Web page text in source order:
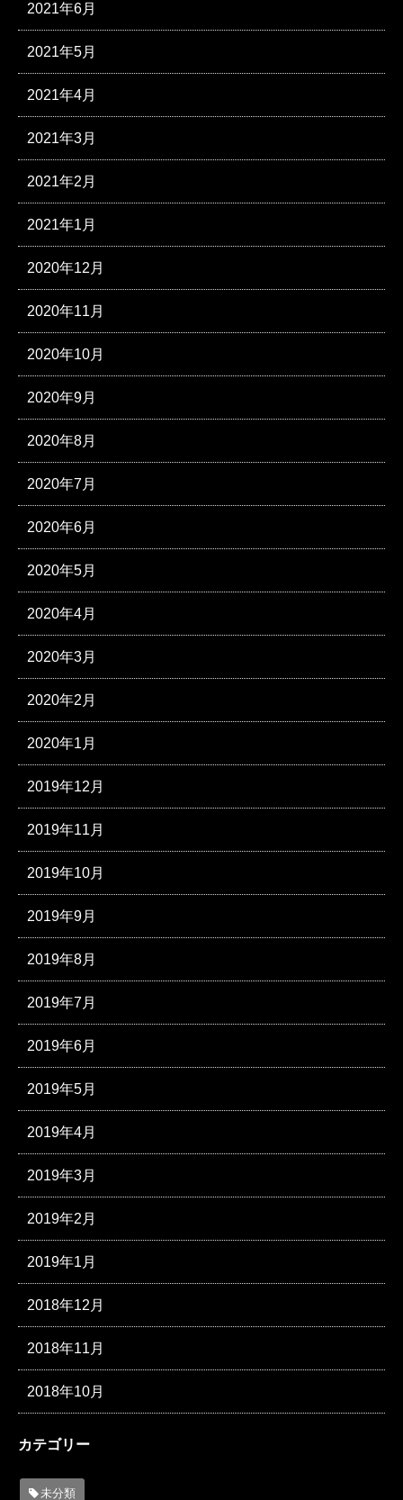
2021年6月
2021年5月
2021年4月
2021年3月
2021年2月
2021年1月
2020年12月
2020年11月
2020年10月
2020年9月
2020年8月
2020年7月
2020年6月
2020年5月
2020年4月
2020年3月
2020年2月
2020年1月
2019年12月
2019年11月
2019年10月
2019年9月
2019年8月
2019年7月
2019年6月
2019年5月
2019年4月
2019年3月
2019年2月
2019年1月
2018年12月
2018年11月
2018年10月
カテゴリー
未分類